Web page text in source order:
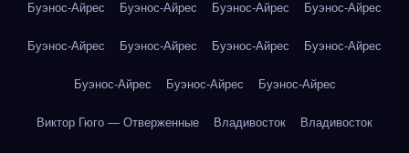
Буэнос-Айрес Буэнос-Айрес Буэнос-Айрес Буэнос-Айрес
Буэнос-Айрес Буэнос-Айрес Буэнос-Айрес Буэнос-Айрес
Буэнос-Айрес Буэнос-Айрес Буэнос-Айрес
Виктор Гюго — Отверженные Владивосток Владивосток